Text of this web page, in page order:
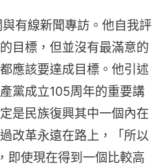
有線新聞專訪。他自我評
目標，但並沒有最滿意的
應該要達成目標。他引述
黨成立105周年的重要講
是民族復興其中一個內在
改革永遠在路上，「所以
即使現在得到一個比較高